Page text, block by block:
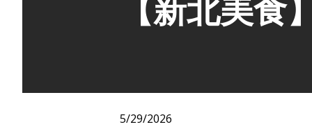
【新北美食
5/29/2026